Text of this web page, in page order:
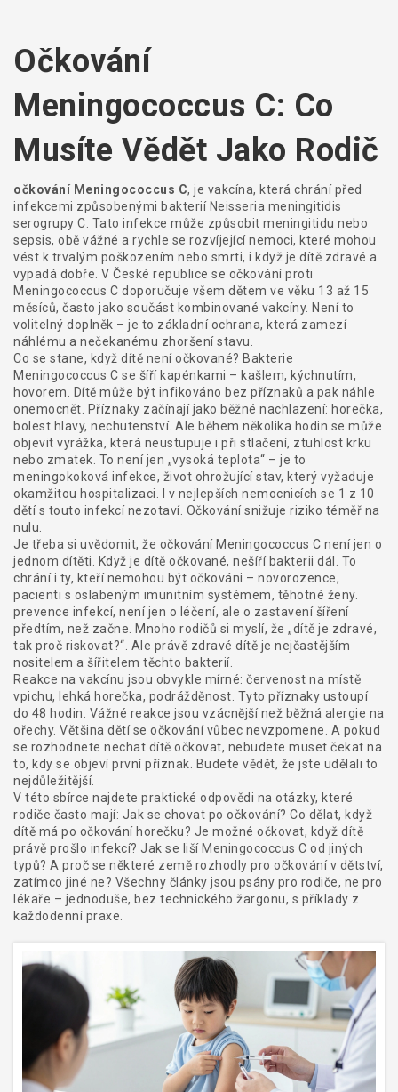
Očkování
Meningococcus C: Co
Musíte Vědět Jako Rodič
očkování Meningococcus C, je vakcína, která chrání před
infekcemi způsobenými bakterií Neisseria meningitidis
serogrupy C . Tato infekce může způsobit meningitidu nebo
sepsis, obě vážné a rychle se rozvíjející nemoci, které mohou
vést k trvalým poškozením nebo smrti, i když je dítě zdravé a
vypadá dobře. V České republice se očkování proti
Meningococcus C doporučuje všem dětem ve věku 13 až 15
měsíců, často jako součást kombinované vakcíny. Není to
volitelný doplněk – je to základní ochrana, která zamezí
náhlému a nečekanému zhoršení stavu.
Co se stane, když dítě není očkované? Bakterie
Meningococcus C se šíří kapénkami – kašlem, kýchnutím,
hovorem. Dítě může být infikováno bez příznaků a pak náhle
onemocnět. Příznaky začínají jako běžné nachlazení: horečka,
bolest hlavy, nechutenství. Ale během několika hodin se může
objevit vyrážka, která neustupuje i při stlačení, ztuhlost krku
nebo zmatek. To není jen „vysoká teplota“ – je to
meningokoková infekce, život ohrožující stav, který vyžaduje
okamžitou hospitalizaci . I v nejlepších nemocnicích se 1 z 10
dětí s touto infekcí nezotaví. Očkování snižuje riziko téměř na
nulu.
Je třeba si uvědomit, že očkování Meningococcus C není jen o
jednom dítěti. Když je dítě očkované, nešíří bakterii dál. To
chrání i ty, kteří nemohou být očkováni – novorozence,
pacienti s oslabeným imunitním systémem, těhotné ženy.
prevence infekcí, není jen o léčení, ale o zastavení šíření
předtím, než začne . Mnoho rodičů si myslí, že „dítě je zdravé,
tak proč riskovat?“. Ale právě zdravé dítě je nejčastějším
nositelem a šířitelem těchto bakterií.
Reakce na vakcínu jsou obvykle mírné: červenost na místě
vpichu, lehká horečka, podrážděnost. Tyto příznaky ustoupí
do 48 hodin. Vážné reakce jsou vzácnější než běžná alergie na
ořechy. Většina dětí se očkování vůbec nevzpomene. A pokud
se rozhodnete nechat dítě očkovat, nebudete muset čekat na
to, kdy se objeví první příznak. Budete vědět, že jste udělali to
nejdůležitější.
V této sbírce najdete praktické odpovědi na otázky, které
rodiče často mají: Jak se chovat po očkování? Co dělat, když
dítě má po očkování horečku? Je možné očkovat, když dítě
právě prošlo infekcí? Jak se liší Meningococcus C od jiných
typů? A proč se některé země rozhodly pro očkování v dětství,
zatímco jiné ne? Všechny články jsou psány pro rodiče, ne pro
lékaře – jednoduše, bez technického žargonu, s příklady z
každodenní praxe.